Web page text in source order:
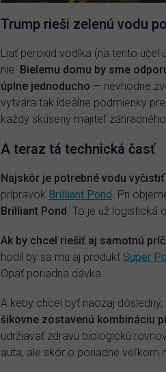
Trump rieši zelenú vodu
Liať peroxid vodíka (na tento
nie. Bielemu domu by sme
úplne jednoducho — nevhodne
vytvára tak ideálne podmienky
každý skúsený majiteľ
A teraz tá technická časť
Najskôr je potrebné vodu
prípravok Brilliant Pond. Pri
Brilliant Pond. To je už logistická
Ak by chcel riešiť aj samotnú
hodil by sa mu aj produkt Super
Opäť poriadna dávka.
A keby chcel byť naozaj
šikovne zostavenú kombináciu
udržiavať zdravú biologickú
auta, ale skôr o poriadne veľkom